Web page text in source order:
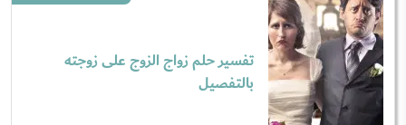
تفسير حلم زواج الزوج على زوجته
بالتفصيل